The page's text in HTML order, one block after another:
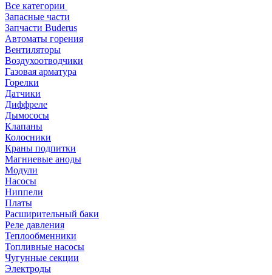
Все категории
Запасные части
Запчасти Buderus
Автоматы горения
Вентиляторы
Воздухоотводчики
Газовая арматура
Горелки
Датчики
Диффреле
Дымососы
Клапаны
Колосники
Краны подпитки
Магниевые аноды
Модули
Насосы
Ниппели
Платы
Расширительный баки
Реле давления
Теплообменники
Топливные насосы
Чугунные секции
Электроды